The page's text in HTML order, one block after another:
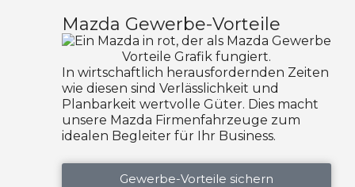
Mazda Gewerbe-Vorteile
In wirtschaftlich herausfordernden Zeiten
wie diesen sind Verlässlichkeit und
Planbarkeit wertvolle Güter. Dies macht
unsere Mazda Firmenfahrzeuge zum
idealen Begleiter für Ihr Business.
Gewerbe-Vorteile sichern